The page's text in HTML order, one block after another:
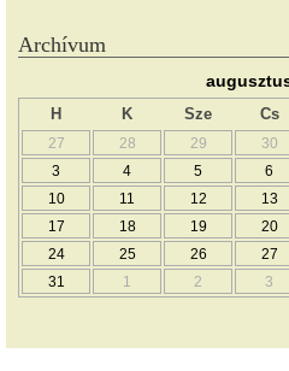
Archívum
H K Sze Cs
27 28 29 30
3
4 5 6
10
11 12 13
17
18 19 20
24
25 26 27
31
1 2 3